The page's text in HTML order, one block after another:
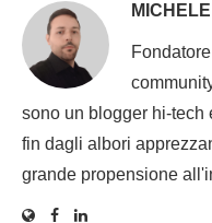
sono un blogger hi-tech
fin dagli albori
grande propensione